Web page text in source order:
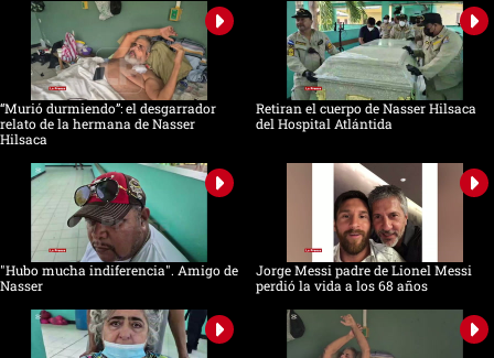
seconds
“Murió durmiendo”: el desgarrador
relato de la hermana de Nasser
Hilsaca
Retiran el cuerpo de Nasser Hilsaca
del Hospital Atlántida
"Hubo mucha indiferencia". Amigo de
Nasser
Jorge Messi padre de Lionel Messi
perdió la vida a los 68 años